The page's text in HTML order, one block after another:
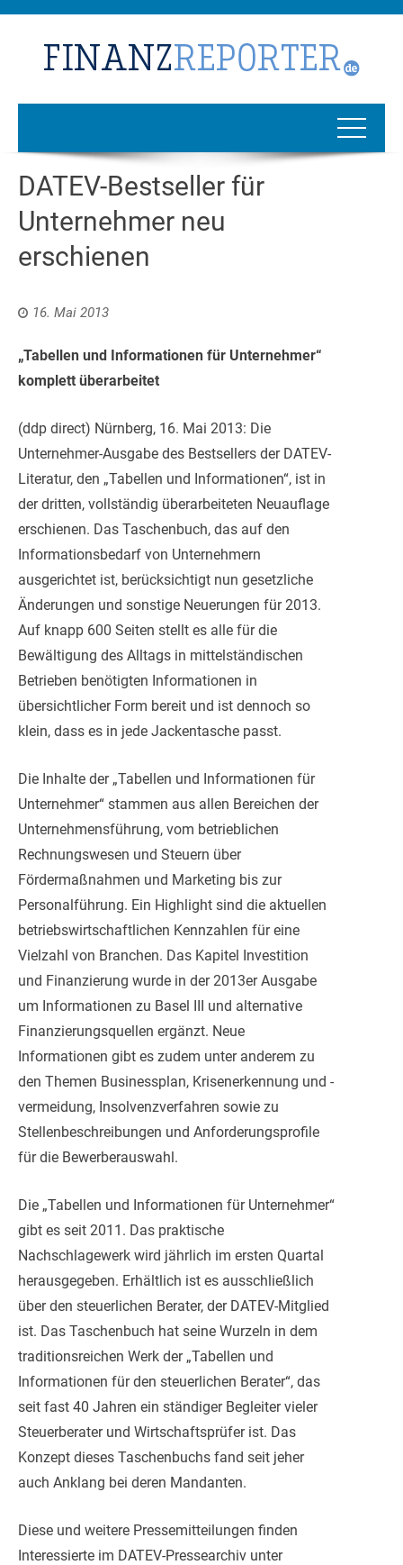
DATEV-Bestseller für
Unternehmer neu
erschienen
16. Mai 2013
„Tabellen und Informationen für Unternehmer“
komplett überarbeitet
(ddp direct) Nürnberg, 16. Mai 2013: Die
Unternehmer-Ausgabe des Bestsellers der DATEV-
Literatur, den „Tabellen und Informationen“, ist in
der dritten, vollständig überarbeiteten Neuauflage
erschienen. Das Taschenbuch, das auf den
Informationsbedarf von Unternehmern
ausgerichtet ist, berücksichtigt nun gesetzliche
Änderungen und sonstige Neuerungen für 2013.
Auf knapp 600 Seiten stellt es alle für die
Bewältigung des Alltags in mittelständischen
Betrieben benötigten Informationen in
übersichtlicher Form bereit und ist dennoch so
klein, dass es in jede Jackentasche passt.
Die Inhalte der „Tabellen und Informationen für
Unternehmer“ stammen aus allen Bereichen der
Unternehmensführung, vom betrieblichen
Rechnungswesen und Steuern über
Fördermaßnahmen und Marketing bis zur
Personalführung. Ein Highlight sind die aktuellen
betriebswirtschaftlichen Kennzahlen für eine
Vielzahl von Branchen. Das Kapitel Investition
und Finanzierung wurde in der 2013er Ausgabe
um Informationen zu Basel III und alternative
Finanzierungsquellen ergänzt. Neue
Informationen gibt es zudem unter anderem zu
den Themen Businessplan, Krisenerkennung und -
vermeidung, Insolvenzverfahren sowie zu
Stellenbeschreibungen und Anforderungsprofile
für die Bewerberauswahl.
Die „Tabellen und Informationen für Unternehmer“
gibt es seit 2011. Das praktische
Nachschlagewerk wird jährlich im ersten Quartal
herausgegeben. Erhältlich ist es ausschließlich
über den steuerlichen Berater, der DATEV-Mitglied
ist. Das Taschenbuch hat seine Wurzeln in dem
traditionsreichen Werk der „Tabellen und
Informationen für den steuerlichen Berater“, das
seit fast 40 Jahren ein ständiger Begleiter vieler
Steuerberater und Wirtschaftsprüfer ist. Das
Konzept dieses Taschenbuchs fand seit jeher
auch Anklang bei deren Mandanten.
Diese und weitere Pressemitteilungen finden
Interessierte im DATEV-Pressearchiv unter